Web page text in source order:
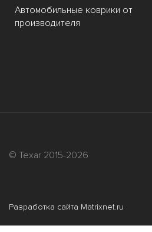
Автомобильные коврики от
производителя
© Texar 2015-2026
Разработка сайта Matrixnet.ru